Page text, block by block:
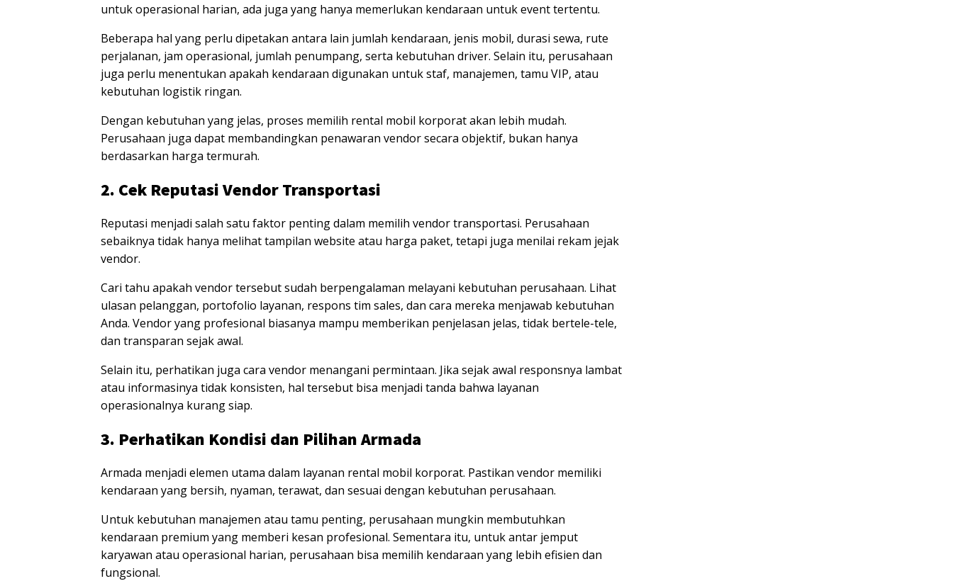
untuk operasional harian, ada juga yang hanya memerlukan kendaraan untuk event tertentu.
Beberapa hal yang perlu dipetakan antara lain jumlah kendaraan, jenis mobil, durasi sewa, rute
perjalanan, jam operasional, jumlah penumpang, serta kebutuhan driver. Selain itu, perusahaan
juga perlu menentukan apakah kendaraan digunakan untuk staf, manajemen, tamu VIP, atau
kebutuhan logistik ringan.
Dengan kebutuhan yang jelas, proses memilih rental mobil korporat akan lebih mudah.
Perusahaan juga dapat membandingkan penawaran vendor secara objektif, bukan hanya
berdasarkan harga termurah.
2. Cek Reputasi Vendor Transportasi
Reputasi menjadi salah satu faktor penting dalam memilih vendor transportasi. Perusahaan
sebaiknya tidak hanya melihat tampilan website atau harga paket, tetapi juga menilai rekam jejak
vendor.
Cari tahu apakah vendor tersebut sudah berpengalaman melayani kebutuhan perusahaan. Lihat
ulasan pelanggan, portofolio layanan, respons tim sales, dan cara mereka menjawab kebutuhan
Anda. Vendor yang profesional biasanya mampu memberikan penjelasan jelas, tidak bertele-tele,
dan transparan sejak awal.
Selain itu, perhatikan juga cara vendor menangani permintaan. Jika sejak awal responsnya lambat
atau informasinya tidak konsisten, hal tersebut bisa menjadi tanda bahwa layanan
operasionalnya kurang siap.
3. Perhatikan Kondisi dan Pilihan Armada
Armada menjadi elemen utama dalam layanan rental mobil korporat. Pastikan vendor memiliki
kendaraan yang bersih, nyaman, terawat, dan sesuai dengan kebutuhan perusahaan.
Untuk kebutuhan manajemen atau tamu penting, perusahaan mungkin membutuhkan
kendaraan premium yang memberi kesan profesional. Sementara itu, untuk antar jemput
karyawan atau operasional harian, perusahaan bisa memilih kendaraan yang lebih efisien dan
fungsional.